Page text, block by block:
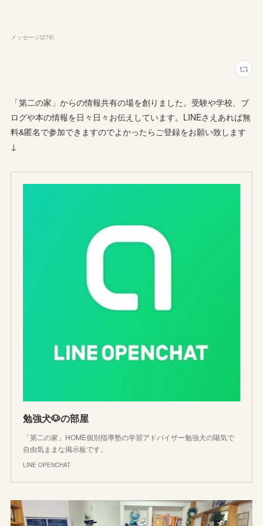
メッセージ(279)
「第二の家」からの情報共有の場を創りました。受験や学校、ブ
ログや本の情報を日々日々お伝えしています。LINEさえあれば無
料&匿名で参加できますのでよかったらご登録をお願い致します
↓
勉強犬🐶の部屋
「第二の家」HOME個別指導塾の学習アドバイザー勉強犬の陽気で
自由気ままな掲示板です。
LINE OPENCHAT